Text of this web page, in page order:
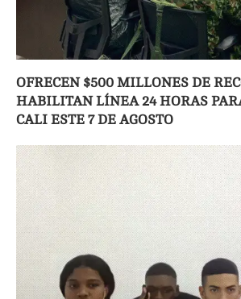
OFRECEN $500 MILLONES DE
HABILITAN LÍNEA 24 HORAS
CALI ESTE 7 DE AGOSTO